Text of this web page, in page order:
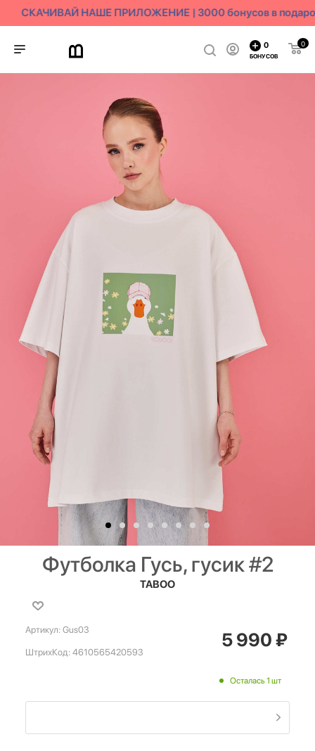
СКАЧИВАЙ НАШЕ ПРИЛОЖЕНИЕ | 3000 бонусов в
0
0
БОНУСОВ
Футболка Гусь, гусик #2
TABOO
Артикул: Gus03
ШтрихКод: 4610565420593
5 990₽
Осталась 1 шт